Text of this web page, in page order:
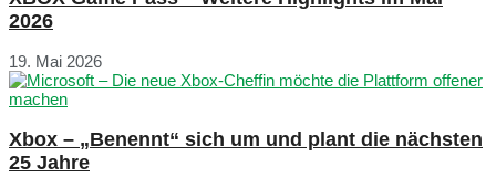
2026
19. Mai 2026
Xbox – „Benennt“ sich um und plant die nächsten
25 Jahre